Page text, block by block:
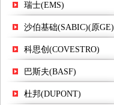
瑞士(EMS)
沙伯基础(SABIC)(原GE)
科思创(COVESTRO)
巴斯夫(BASF)
杜邦(DUPONT)